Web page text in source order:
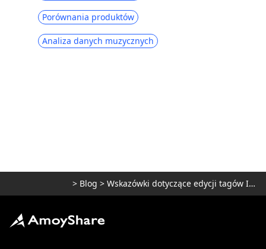
Porównania produktów
Analiza danych muzycznych
> Blog > Wskazówki dotyczące edycji tagów ID3